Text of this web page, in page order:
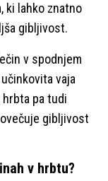
ki lahko znatno
gibljivost.
v spodnjem
vaja
pa tudi
gibljivost
v hrbtu?